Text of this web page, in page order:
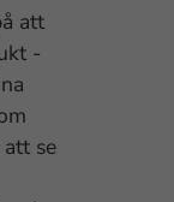
att
-
se